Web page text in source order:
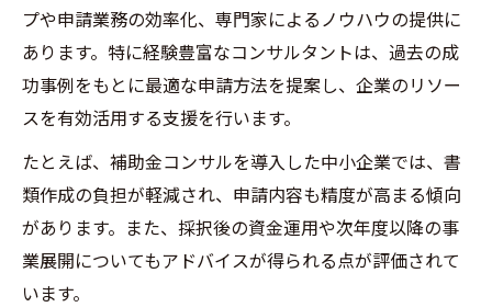
補助金コンサルのサポートを活かす実践手
法
もし補助金を狙うなら経営コンサル活用が鍵
経営コンサルティング活用で補助金申請に
差をつける
補助金コンサルサービスを選ぶ際の重要ポ
イント
中小企業診断士に相談するメリットと注意
プや申請業務の効率化、専門家によるノウハウの提供に
あります。特に経験豊富なコンサルタントは、過去の成
功事例をもとに最適な申請方法を提案し、企業のリソー
スを有効活用する支援を行います。
たとえば、補助金コンサルを導入した中小企業では、書
類作成の負担が軽減され、申請内容も精度が高まる傾向
があります。また、採択後の資金運用や次年度以降の事
業展開についてもアドバイスが得られる点が評価されて
います。